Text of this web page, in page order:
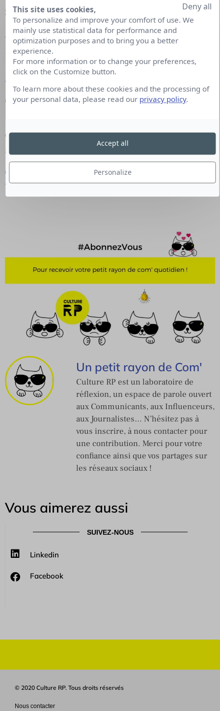
Spotify
Apple Podcasts
Deezer
Amazon Music
Google Podcasts
Co-production:OFFREMEDIAet en partenariat
avec
, éclaireur de Marques.
Création graphique
: Saria Chémali.
Voix off: Sandrine Vendel.
Un petit rayon de Com'
Culture RP est un laboratoire de
réflexion, un espace de parole ouvert
aux Communicants, aux Influenceurs,
aux Journalistes… N’hésitez pas à
vous inscrire, à nous contacter pour
une contribution. Merci pour votre
confiance ainsi que vos partages sur
les réseaux sociaux !
Vous aimerez aussi
SUIVEZ-NOUS
Linkedin
Facebook
© 2020 Culture RP. Tous droits réservés
Nous contacter
This site uses cookies,
To personalize and improve your comfort of use. We
mainly use statistical data for performance and
optimization purposes and to bring you a better
experience.
For more information or to change your preferences,
click on the Customize button.
To learn more about these cookies and the processing of
your personal data, please read our privacy policy.
Personalize
Deny all
Accept all